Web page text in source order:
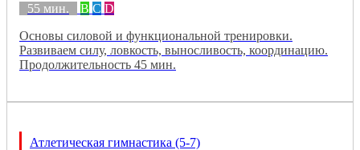
55 мин. B C D
Основы силовой и функциональной тренировки.
Развиваем силу, ловкость, выносливость, координацию.
Продолжительность 45 мин.
Атлетическая гимнастика (5-7)